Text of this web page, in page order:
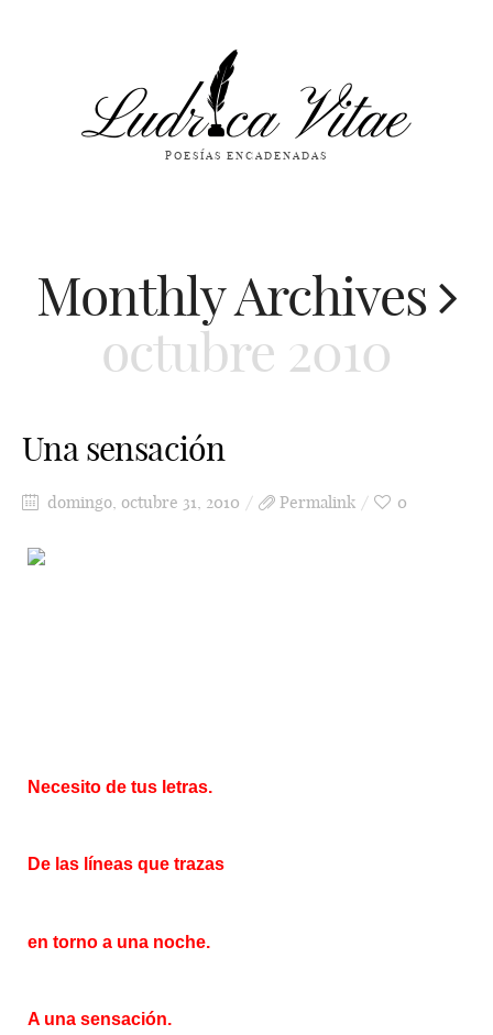
POESÍAS ENCADENADAS
Monthly Archives
octubre 2010
Una sensación
domingo, octubre 31, 2010 Permalink 0
Necesito de tus letras.
De las líneas que trazas
en torno a una noche.
A una sensación.